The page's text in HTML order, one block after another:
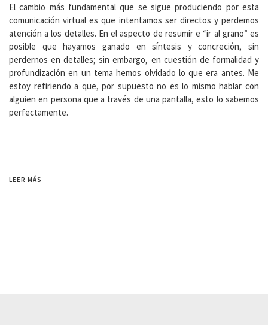
El cambio más fundamental que se sigue produciendo por esta
comunicación virtual es que intentamos ser directos y perdemos
atención a los detalles. En el aspecto de resumir e “ir al grano” es
posible que hayamos ganado en síntesis y concreción, sin
perdernos en detalles; sin embargo, en cuestión de formalidad y
profundización en un tema hemos olvidado lo que era antes. Me
estoy refiriendo a que, por supuesto no es lo mismo hablar con
alguien en persona que a través de una pantalla, esto lo sabemos
perfectamente.
LEER MÁS